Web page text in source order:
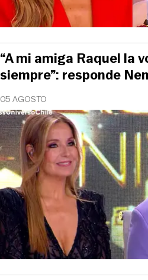
05 AGOSTO
“A mi amiga Raquel la
siempre”: responde